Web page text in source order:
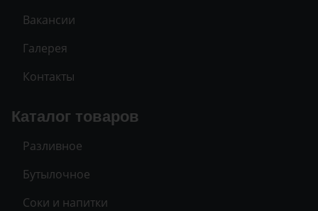
Вакансии
Галерея
Контакты
Каталог товаров
Разливное
Бутылочное
Соки и напитки